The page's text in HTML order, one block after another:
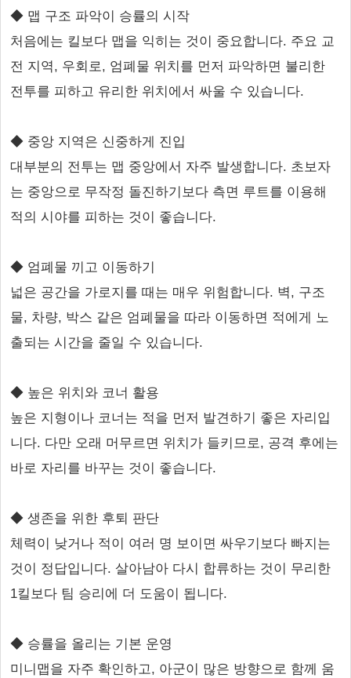
◆ 맵 구조 파악이 승률의 시작
처음에는 킬보다 맵을 익히는 것이 중요합니다. 주요 교
전 지역, 우회로, 엄폐물 위치를 먼저 파악하면 불리한
전투를 피하고 유리한 위치에서 싸울 수 있습니다.
◆ 중앙 지역은 신중하게 진입
대부분의 전투는 맵 중앙에서 자주 발생합니다. 초보자
는 중앙으로 무작정 돌진하기보다 측면 루트를 이용해
적의 시야를 피하는 것이 좋습니다.
◆ 엄폐물 끼고 이동하기
넓은 공간을 가로지를 때는 매우 위험합니다. 벽, 구조
물, 차량, 박스 같은 엄폐물을 따라 이동하면 적에게 노
출되는 시간을 줄일 수 있습니다.
◆ 높은 위치와 코너 활용
높은 지형이나 코너는 적을 먼저 발견하기 좋은 자리입
니다. 다만 오래 머무르면 위치가 들키므로, 공격 후에는
바로 자리를 바꾸는 것이 좋습니다.
◆ 생존을 위한 후퇴 판단
체력이 낮거나 적이 여러 명 보이면 싸우기보다 빠지는
것이 정답입니다. 살아남아 다시 합류하는 것이 무리한
1킬보다 팀 승리에 더 도움이 됩니다.
◆ 승률을 올리는 기본 운영
미니맵을 자주 확인하고, 아군이 많은 방향으로 함께 움